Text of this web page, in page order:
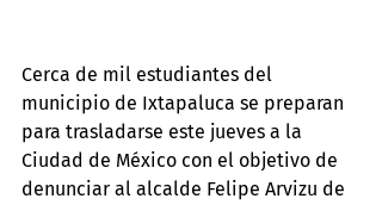
Cerca de mil estudiantes del
municipio de Ixtapaluca se preparan
para trasladarse este jueves a la
Ciudad de México con el objetivo de
denunciar al alcalde Felipe Arvizu de